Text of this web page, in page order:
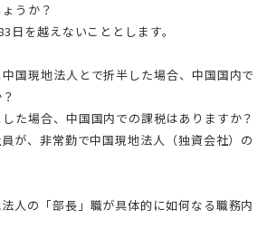
うか？
日を越えないこととします。
国現地法人とで折半した場合、中国国内で
た場合、中国国内での課税はありますか？
が、非常勤で中国現地法人（独資会社）の
人の「部長」職が具体的に如何なる職務内